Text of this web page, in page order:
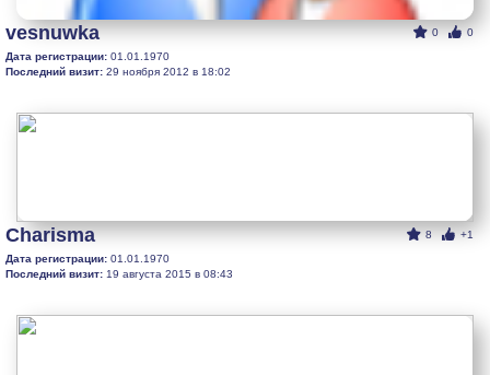
0 0
vesnuwka
Дата регистрации: 01.01.1970
Последний визит: 29 ноября 2012 в 18:02
8 +1
Charisma
Дата регистрации: 01.01.1970
Последний визит: 19 августа 2015 в 08:43